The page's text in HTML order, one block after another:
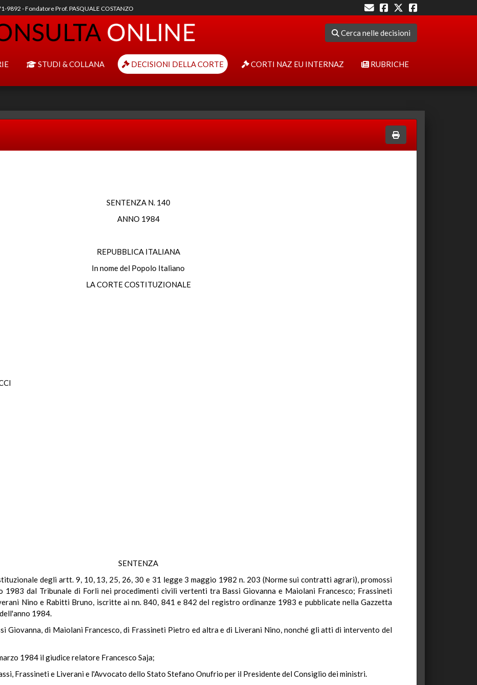
9892 - Fondatore Prof. PASQUALE COSTANZO
Cerca nelle decisioni
STUDI & COLLANA DECISIONI DELLA CORTE CORTI NAZ EU INTERNAZ RUBRICHE
SENTENZA N. 140
ANNO 1984
REPUBBLICA ITALIANA
In nome del Popolo Italiano
LA CORTE COSTITUZIONALE
SENTENZA
degli artt. 9, 10, 13, 25, 26, 30 e 31 legge 3 maggio 1982 n. 203 (Norme sui contratti agrari), promossi
1983 dal Tribunale di Forlì nei procedimenti civili vertenti tra Bassi Giovanna e Maiolani Francesco; Frassineti
Nino e Rabitti Bruno, iscritte ai nn. 840, 841 e 842 del registro ordinanze 1983 e pubblicate nella Gazzetta
1984.
Giovanna, di Maiolani Francesco, di Frassineti Pietro ed altra e di Liverani Nino, nonché gli atti di intervento del
1984 il giudice relatore Francesco Saja;
Frassineti e Liverani e l'Avvocato dello Stato Stefano Onufrio per il Presidente del Consiglio dei ministri.